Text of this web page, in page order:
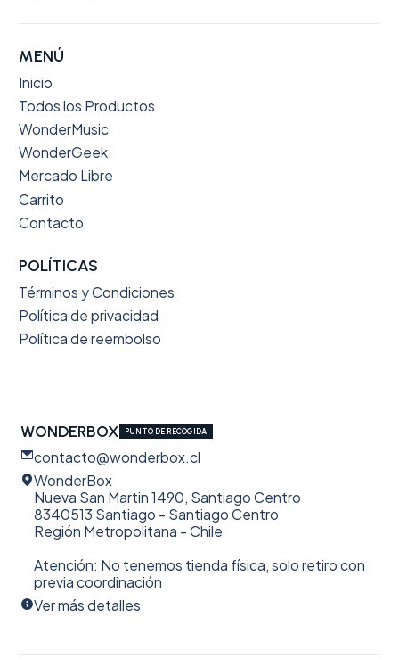
MENÚ
Inicio
Todos los Productos
WonderMusic
WonderGeek
Mercado Libre
Carrito
Contacto
POLÍTICAS
Términos y Condiciones
Política de privacidad
Política de reembolso
WONDERBOX PUNTO DE RECOGIDA
contacto@wonderbox.cl
WonderBox
Nueva San Martin 1490, Santiago Centro
8340513 Santiago - Santiago Centro
Región Metropolitana - Chile
Atención: No tenemos tienda física, solo retiro con
previa coordinación
Ver más detalles